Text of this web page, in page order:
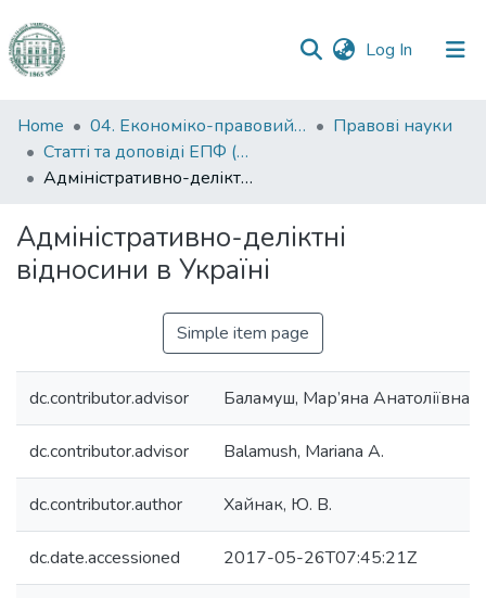
Log In (current)
Communities
&
Collections
Statistics
Home 04. Економіко-правовий факультет
Правові науки
Статті та доповіді ЕПФ (Правові науки)
Адміністративно-деліктні відносини в Україні
Адміністративно-деліктні
відносини в Україні
Simple item page
dc.contributor.advisor Баламуш, Мар’яна Анатоліївна
dc.contributor.advisor Balamush, Mariana A.
dc.contributor.author Хайнак, Ю. В.
dc.date.accessioned 2017-05-26T07:45:21Z